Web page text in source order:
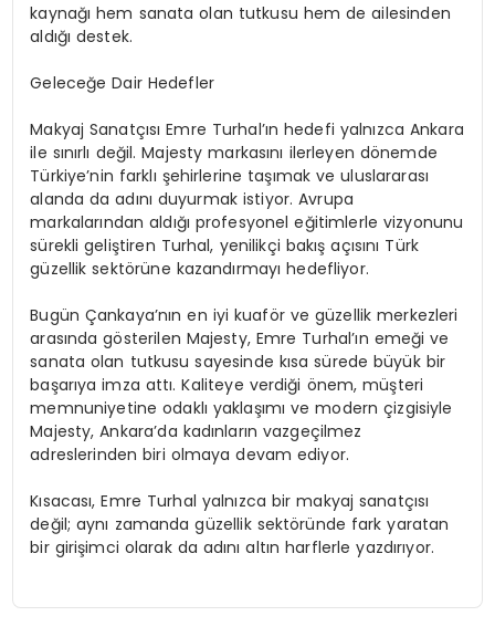
kaynağı hem sanata olan tutkusu hem de ailesinden
aldığı destek.
Geleceğe Dair Hedefler
Makyaj Sanatçısı Emre Turhal’ın hedefi yalnızca Ankara
ile sınırlı değil. Majesty markasını ilerleyen dönemde
Türkiye’nin farklı şehirlerine taşımak ve uluslararası
alanda da adını duyurmak istiyor. Avrupa
markalarından aldığı profesyonel eğitimlerle vizyonunu
sürekli geliştiren Turhal, yenilikçi bakış açısını Türk
güzellik sektörüne kazandırmayı hedefliyor.
Bugün Çankaya’nın en iyi kuaför ve güzellik merkezleri
arasında gösterilen Majesty, Emre Turhal’ın emeği ve
sanata olan tutkusu sayesinde kısa sürede büyük bir
başarıya imza attı. Kaliteye verdiği önem, müşteri
memnuniyetine odaklı yaklaşımı ve modern çizgisiyle
Majesty, Ankara’da kadınların vazgeçilmez
adreslerinden biri olmaya devam ediyor.
Kısacası, Emre Turhal yalnızca bir makyaj sanatçısı
değil; aynı zamanda güzellik sektöründe fark yaratan
bir girişimci olarak da adını altın harflerle yazdırıyor.